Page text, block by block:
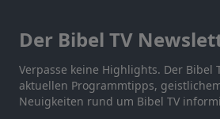
Der Bibel TV
Verpasse keine Highlights. Der Bibel
aktuellen Programmtipps,
Neuigkeiten rund um Bibel TV